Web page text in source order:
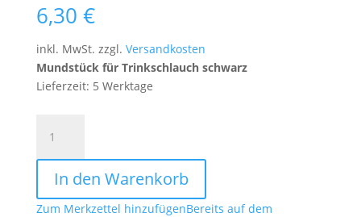
6,30 €
inkl. MwSt. zzgl. Versandkosten
Mundstück für Trinkschlauch schwarz
Lieferzeit: 5 Werktage
Trinkschlauch
schwarz
Menge
In den Warenkorb
Zum Merkzettel hinzufügenBereits auf dem